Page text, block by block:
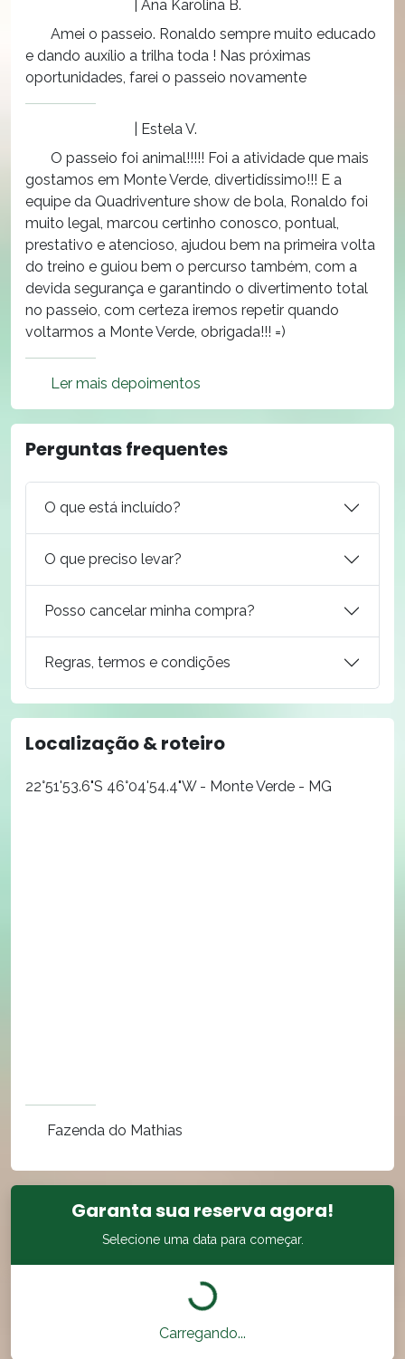
| Ana Karolina B.
Amei o passeio. Ronaldo sempre muito educado
e dando auxílio a trilha toda ! Nas próximas
oportunidades, farei o passeio novamente
| Estela V.
O passeio foi animal!!!!! Foi a atividade que mais
gostamos em Monte Verde, divertidíssimo!!! E a
equipe da Quadriventure show de bola, Ronaldo foi
muito legal, marcou certinho conosco, pontual,
prestativo e atencioso, ajudou bem na primeira volta
do treino e guiou bem o percurso também, com a
devida segurança e garantindo o divertimento total
no passeio, com certeza iremos repetir quando
voltarmos a Monte Verde, obrigada!!! =)
Ler mais depoimentos
Perguntas frequentes
O que está incluído?
O que preciso levar?
Posso cancelar minha compra?
Regras, termos e condições
Localização & roteiro
22°51'53.6"S 46°04'54.4"W - Monte Verde - MG
Fazenda do Mathias
Garanta sua reserva agora!
Selecione uma data para começar.
Carregando...